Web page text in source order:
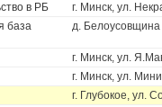
в РБ
г. Минск, ул.
база
д. Белоусовщина
г. Минск, ул.
г. Минск, ул.
г. Глубокое, ул.